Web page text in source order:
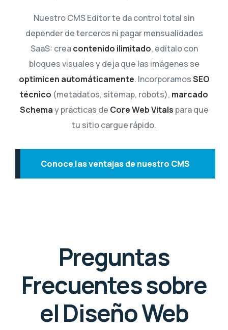
Nuestro CMS Editor te da control total sin
depender de terceros ni pagar mensualidades
SaaS: creacontenido ilimitado, edítalo con
bloques visuales y deja que las imágenes se
optimicen automáticamente. IncorporamosSEO
técnico (metadatos, sitemap, robots), marcado
Schemay prácticas de Core Web Vitals para que
tu sitio cargue rápido.
Conoce las ventajas de nuestro CMS
Preguntas
Frecuentes sobre
el Diseño Web